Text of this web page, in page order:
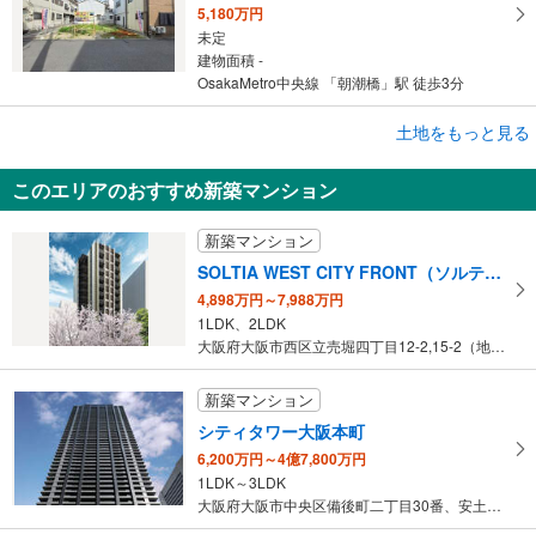
5,180万円
未定
建物面積 -
OsakaMetro中央線 「朝潮橋」駅 徒歩3分
大阪市東成区中本2丁目
未定
建物面積 -
OsakaMetro中央線 「緑橋」駅 徒歩3分
土地をもっと見る
このエリアのおすすめ新築マンション
新築マンション
SOLTIA WEST CITY FRONT（ソルティア ウエストシティ フロント）
4,898万円～7,988万円
1LDK、2LDK
大阪府大阪市西区立売堀四丁目12-2,15-2（地番）
新築マンション
シティタワー大阪本町
6,200万円～4億7,800万円
1LDK～3LDK
大阪府大阪市中央区備後町二丁目30番、安土町二丁目33番（地番）